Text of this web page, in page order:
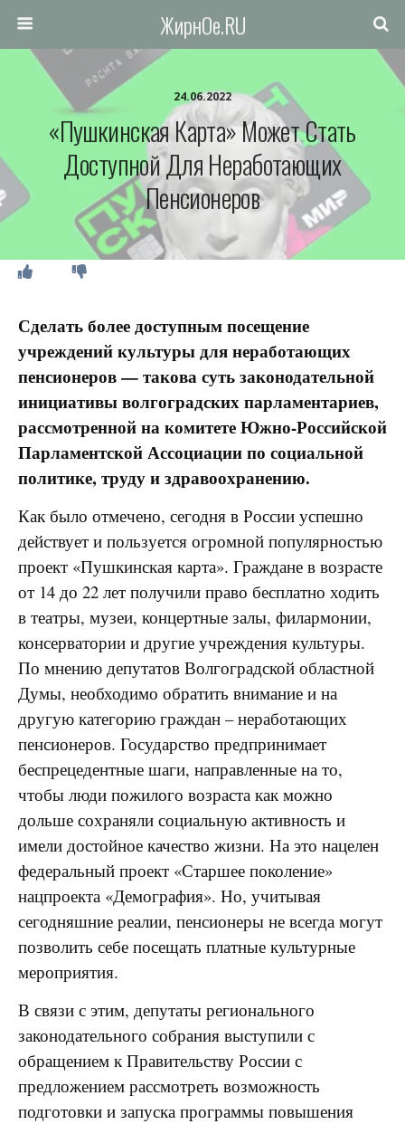
ЖирнОе.RU
24.06.2022
«Пушкинская Карта» Может Стать
Доступной Для Неработающих
Пенсионеров
Сделать более доступным посещение
учреждений культуры для неработающих
пенсионеров — такова суть законодательной
инициативы волгоградских парламентариев,
рассмотренной на комитете Южно-Российской
Парламентской Ассоциации по социальной
политике, труду и здравоохранению.
Как было отмечено, сегодня в России успешно
действует и пользуется огромной популярностью
проект «Пушкинская карта». Граждане в возрасте
от 14 до 22 лет получили право бесплатно ходить
в театры, музеи, концертные залы, филармонии,
консерватории и другие учреждения культуры.
По мнению депутатов Волгоградской областной
Думы, необходимо обратить внимание и на
другую категорию граждан – неработающих
пенсионеров. Государство предпринимает
беспрецедентные шаги, направленные на то,
чтобы люди пожилого возраста как можно
дольше сохраняли социальную активность и
имели достойное качество жизни. На это нацелен
федеральный проект «Старшее поколение»
нацпроекта «Демография». Но, учитывая
сегодняшние реалии, пенсионеры не всегда могут
позволить себе посещать платные культурные
мероприятия.
В связи с этим, депутаты регионального
законодательного собрания выступили с
обращением к Правительству России с
предложением рассмотреть возможность
подготовки и запуска программы повышения